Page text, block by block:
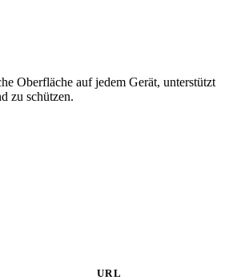
Oberfläche auf jedem Gerät, unterstützt
zu schützen.
URL